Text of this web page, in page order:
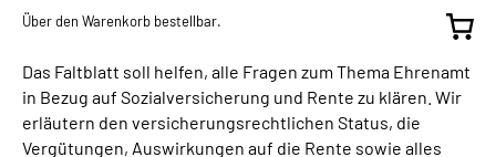
Über den Warenkorb bestellbar.
Das Faltblatt soll helfen, alle Fragen zum Thema Ehrenamt
in Bezug auf Sozialversicherung und Rente zu klären. Wir
erläutern den versicherungsrechtlichen Status, die
Vergütungen, Auswirkungen auf die Rente sowie alles